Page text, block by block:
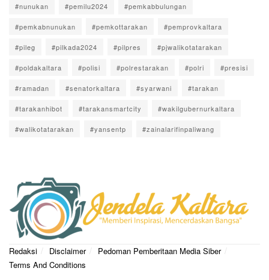
#nunukan #pemilu2024 #pemkabbulungan
#pemkabnunukan #pemkottarakan #pemprovkaltara
#pileg #pilkada2024 #pilpres #pjwalikotatarakan
#poldakaltara #polisi #polrestarakan #polri #presisi
#ramadan #senatorkaltara #syarwani #tarakan
#tarakanhibot #tarakansmartcity #wakilgubernurkaltara
#walikotatarakan #yansentp #zainalarifinpaliwang
Redaksi Disclaimer
Pedoman Pemberitaan Media Siber
Terms And Conditions